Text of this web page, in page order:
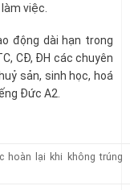
việc.
động dài hạn trong
CĐ, ĐH các chuyên
sản, sinh học, hoá
Đức A2.
hoàn lại khi không trúng